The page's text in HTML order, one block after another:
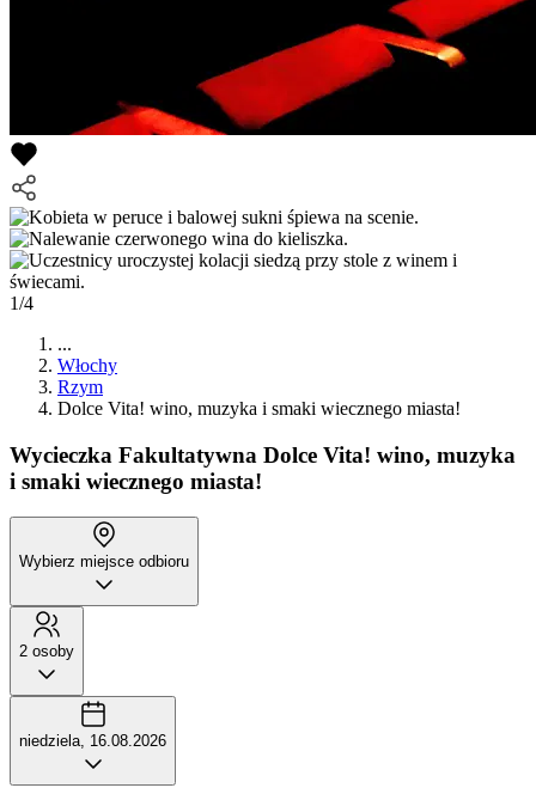
1/4
...
Włochy
Rzym
Dolce Vita! wino, muzyka i smaki wiecznego miasta!
Wycieczka Fakultatywna Dolce Vita! wino, muzyka
i smaki wiecznego miasta!
Wybierz miejsce odbioru
2 osoby
niedziela, 16.08.2026